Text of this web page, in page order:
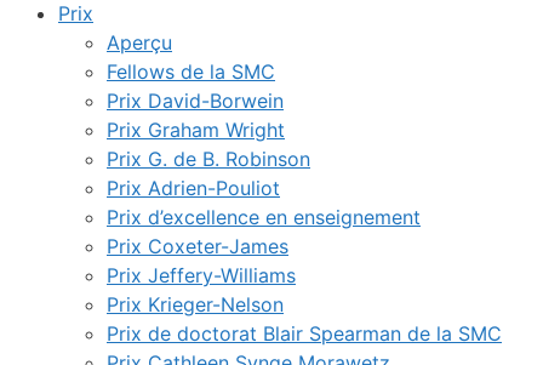
Prix
Aperçu
Fellows de la SMC
Prix David-Borwein
Prix Graham Wright
Prix G. de B. Robinson
Prix Adrien-Pouliot
Prix d’excellence en enseignement
Prix Coxeter-James
Prix Jeffery-Williams
Prix Krieger-Nelson
Prix de doctorat Blair Spearman de la SMC